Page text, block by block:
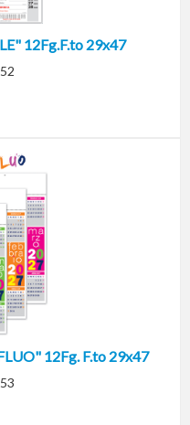
12Fg.F.to 29x47
12Fg. F.to 29x47